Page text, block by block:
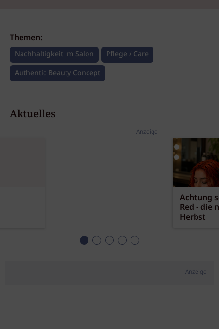
Themen:
Nachhaltigkeit im Salon
Pflege / Care
Authentic Beauty Concept
Aktuelles
Anzeige
Achtung
Red - die
Herbst
Anzeige